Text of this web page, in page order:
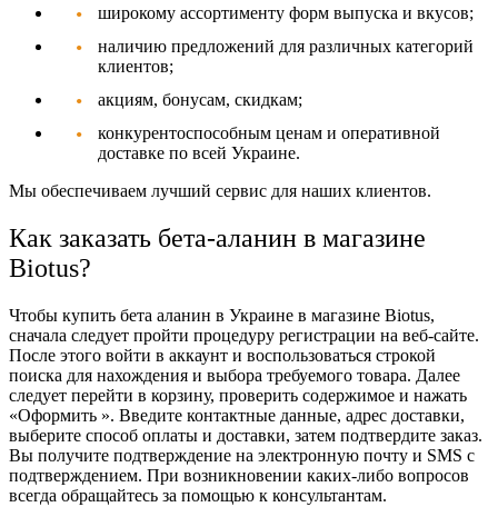
широкому ассортименту форм выпуска и вкусов;
наличию предложений для различных категорий
клиентов;
акциям, бонусам, скидкам;
конкурентоспособным ценам и оперативной
доставке по всей Украине.
Мы обеспечиваем лучший сервис для наших клиентов.
Как заказать бета-аланин в магазине
Biotus?
Чтобы купить бета аланин в Украине в магазине Biotus,
сначала следует пройти процедуру регистрации на веб-сайте.
После этого войти в аккаунт и воспользоваться строкой
поиска для нахождения и выбора требуемого товара. Далее
следует перейти в корзину, проверить содержимое и нажать
«Оформить ». Введите контактные данные, адрес доставки,
выберите способ оплаты и доставки, затем подтвердите заказ.
Вы получите подтверждение на электронную почту и SMS с
подтверждением. При возникновении каких-либо вопросов
всегда обращайтесь за помощью к консультантам.